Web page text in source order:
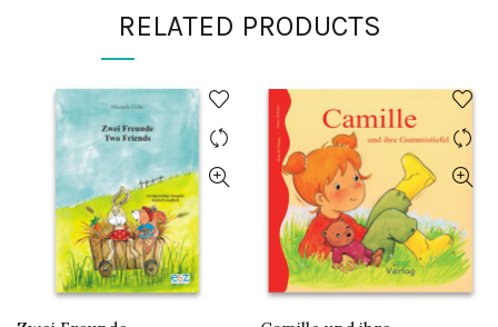
RELATED PRODUCTS